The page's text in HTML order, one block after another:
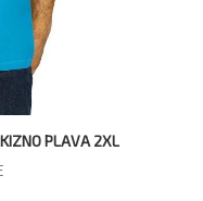
PLAVA 2XL